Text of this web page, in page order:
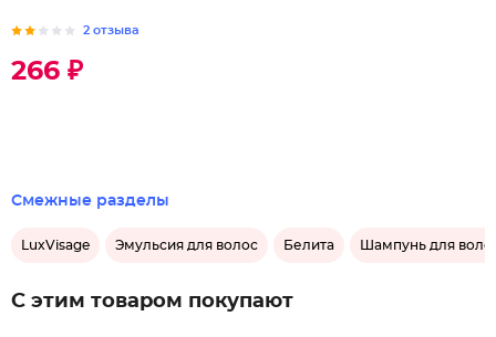
2 отзыва
266 ₽
Смежные разделы
LuxVisage Эмульсия для волос Белита Шампунь для
С этим товаром покупают